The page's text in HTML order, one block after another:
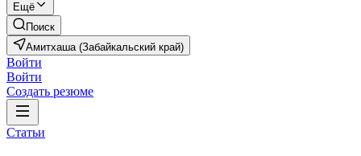
Ещё
Поиск
Амитхаша (Забайкальский край)
Войти
Войти
Создать резюме
Статьи